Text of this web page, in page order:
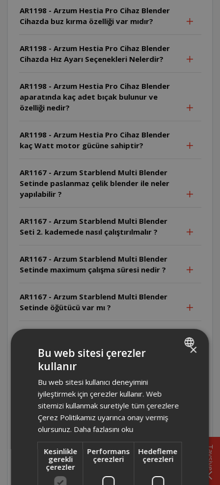
AR1198 - Arzum Hestia Pro Cihaz Blender
Cihazda buz kırma özelliği var mıdır?
AR1198 - Arzum Hestia Pro Cihaz Blender
Cihazda Hız Ayarı Seçenekleri Nelerdir?
AR1198 - Arzum Hestia Pro Cihaz Blender
aparatında kaç adet bıçak bulunur ve
özelliği nedir?
AR1198 - Arzum Hestia Pro Cihaz Blender
kaç Watt motor gücüne sahiptir?
AR1167 - Arzum Starblend Multi Blender
Setinde paslanmaz çelik blender ile neler
yapılabilir ?
AR1167 - Arzum Starblend Multi Blender
Seti 2. kademede nasıl çalıştırılmalır ?
AR1167 - Arzum Starblend Multi Blender
Setinde maximum çalışma süresi nedir ?
AR1167 - Arzum Starblend Multi Blender
Setinde öğütücü var mı ?
AR1167 - Arzum Starblend Multi Blender
Setinin haznesi kaç litre ?
AR1167 - Arzum Starblend Multi Blender
Setinde buz kırma özelliği var mı ?
AR1167 - Arzum Starblend Multi Blender
Seti kaç hız kademesine sahip ?
Tavsiye
×
Bu web sitesi çerezler
kullanır
Bu web sitesi kullanıcı deneyimini
iyileştirmek için çerezler kullanır. Web
sitemizi kullanmak suretiyle tüm çerezlere
Çerez Politikamız uyarınca onay vermiş
olursunuz. Daha fazlasını oku
Kesinlikle
gerekli
çerezler
Performans
çerezleri
Hedefleme
çerezleri